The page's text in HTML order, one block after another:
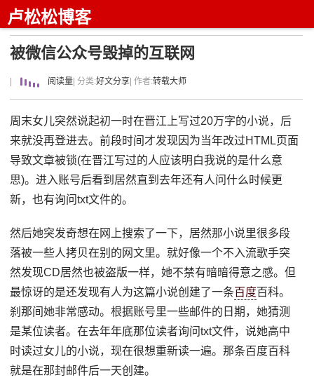
卢松松博客
被微信公众号毁掉的互联网
阅读量 | 分类:好文分享 | 作者:转载大师
周末女儿突然说起初一时在晋江上写过20万字的小说，后
来就没再登进去。前段时间才发现因为当年改过HTML页面
导致文章被锁(在晋江写过的人应该明白我说的是什么意
思)。进入账号后看到居然直到去年还有人问什么时候更
新，也有询问txt文件的。
然后她突发奇想在网上搜索了一下，居然那小说里很多段
落被一些人拷贝在别的网文里。就好像一个不入流歌手突
然发现CD居然也被盗版一样，她不禁有暗暗得意之感。但
最惊讶的是还发现有人为这篇小说创建了一条百度百科。
刹那间她非常感动。根据账号里一些邮件的日期，她猜测
是某位读者。在去年年底那位读者询问txt文件，说她高中
时读过女儿的小说，现在很想重新读一遍。那条百度百科
就是在那封邮件后一天创建。